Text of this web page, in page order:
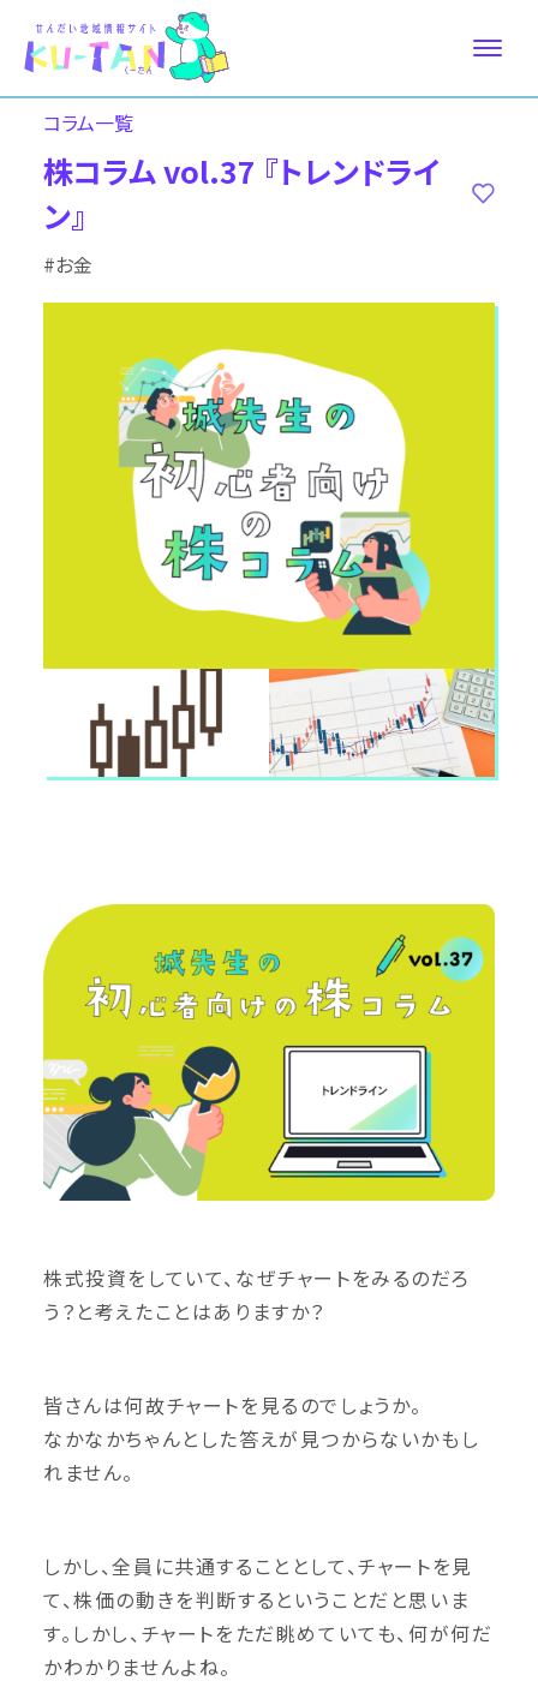
コラム⼀覧
株コラム vol.37 『トレンドライ
ン』
#お金
株式投資をしていて、なぜチャートをみるのだろ
う？と考えたことはありますか？
皆さんは何故チャートを見るのでしょうか。
なかなかちゃんとした答えが見つからないかもし
れません。
しかし、全員に共通することとして、チャートを見
て、株価の動きを判断するということだと思いま
す。しかし、チャートをただ眺めていても、何が何だ
かわかりませんよね。